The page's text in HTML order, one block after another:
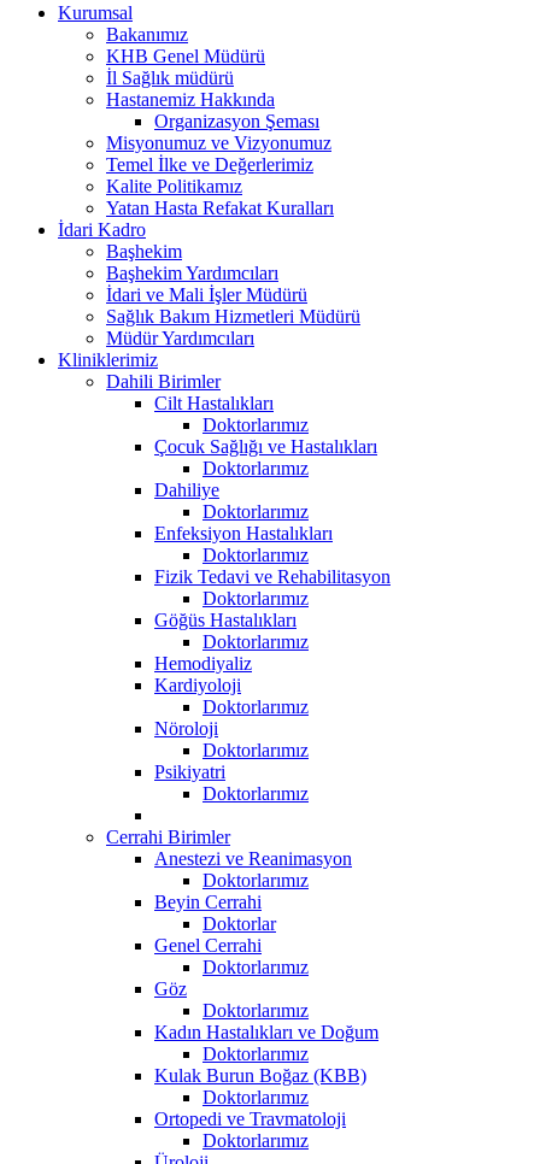
Kurumsal
Bakanımız
KHB Genel Müdürü
İl Sağlık müdürü
Hastanemiz Hakkında
Organizasyon Şeması
Misyonumuz ve Vizyonumuz
Temel İlke ve Değerlerimiz
Kalite Politikamız
Yatan Hasta Refakat Kuralları
İdari Kadro
Başhekim
Başhekim Yardımcıları
İdari ve Mali İşler Müdürü
Sağlık Bakım Hizmetleri Müdürü
Müdür Yardımcıları
Kliniklerimiz
Dahili Birimler
Cilt Hastalıkları
Doktorlarımız
Çocuk Sağlığı ve Hastalıkları
Doktorlarımız
Dahiliye
Doktorlarımız
Enfeksiyon Hastalıkları
Doktorlarımız
Fizik Tedavi ve Rehabilitasyon
Doktorlarımız
Göğüs Hastalıkları
Doktorlarımız
Hemodiyaliz
Kardiyoloji
Doktorlarımız
Nöroloji
Doktorlarımız
Psikiyatri
Doktorlarımız
Cerrahi Birimler
Anestezi ve Reanimasyon
Doktorlarımız
Beyin Cerrahi
Doktorlar
Genel Cerrahi
Doktorlarımız
Göz
Doktorlarımız
Kadın Hastalıkları ve Doğum
Doktorlarımız
Kulak Burun Boğaz (KBB)
Doktorlarımız
Ortopedi ve Travmatoloji
Doktorlarımız